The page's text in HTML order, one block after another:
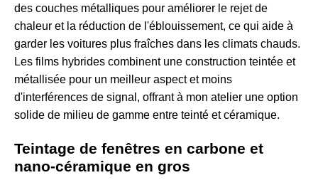
des couches métalliques pour améliorer le rejet de
chaleur et la réduction de l'éblouissement, ce qui aide à
garder les voitures plus fraîches dans les climats chauds.
Les films hybrides combinent une construction teintée et
métallisée pour un meilleur aspect et moins
d'interférences de signal, offrant à mon atelier une option
solide de milieu de gamme entre teinté et céramique.
Teintage de fenêtres en carbone et
nano-céramique en gros